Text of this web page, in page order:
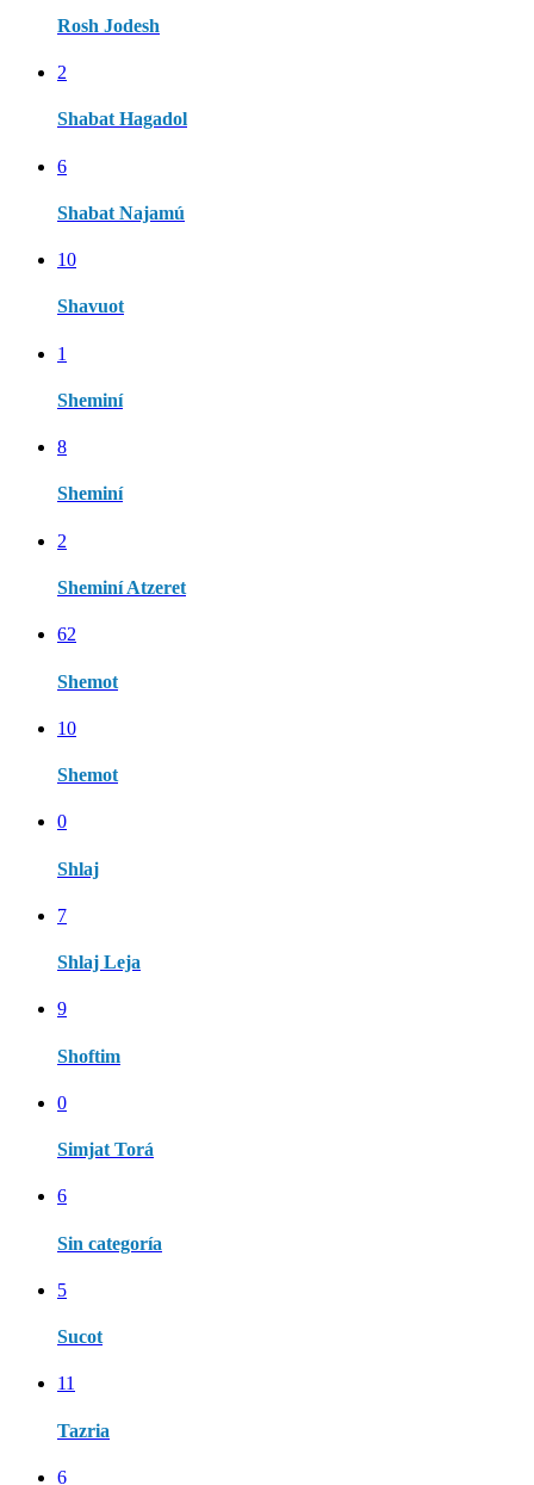
Rosh Jodesh
2
Shabat Hagadol
6
Shabat Najamú
10
Shavuot
1
Sheminí
8
Sheminí
2
Sheminí Atzeret
62
Shemot
10
Shemot
0
Shlaj
7
Shlaj Leja
9
Shoftim
0
Simjat Torá
6
Sin categoría
5
Sucot
11
Tazria
6